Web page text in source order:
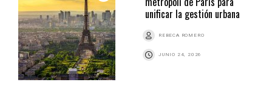
unificar la gestión urbana
REBECA ROMERO
JUNIO 24, 2026